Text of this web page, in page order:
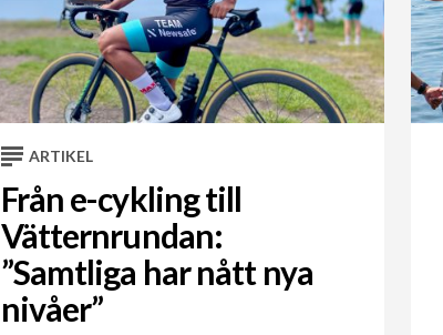
ARTIKEL
Från e-cykling till
Vätternrundan:
”Samtliga har nått nya
nivåer”